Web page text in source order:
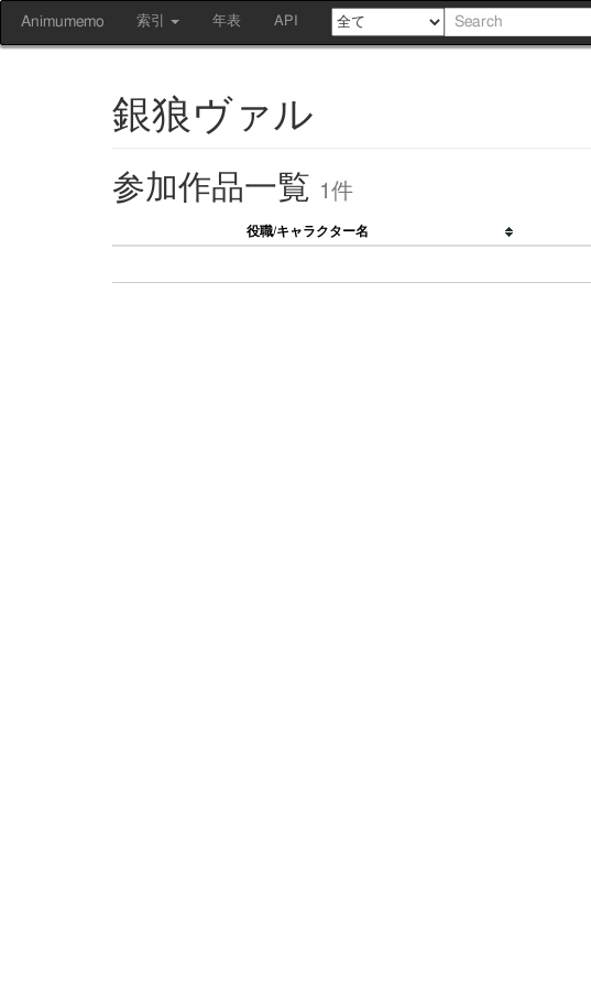
Animumemo 索引 年表 API
銀狼ヴァル
参加作品一覧 1件
役職/キャラクター名